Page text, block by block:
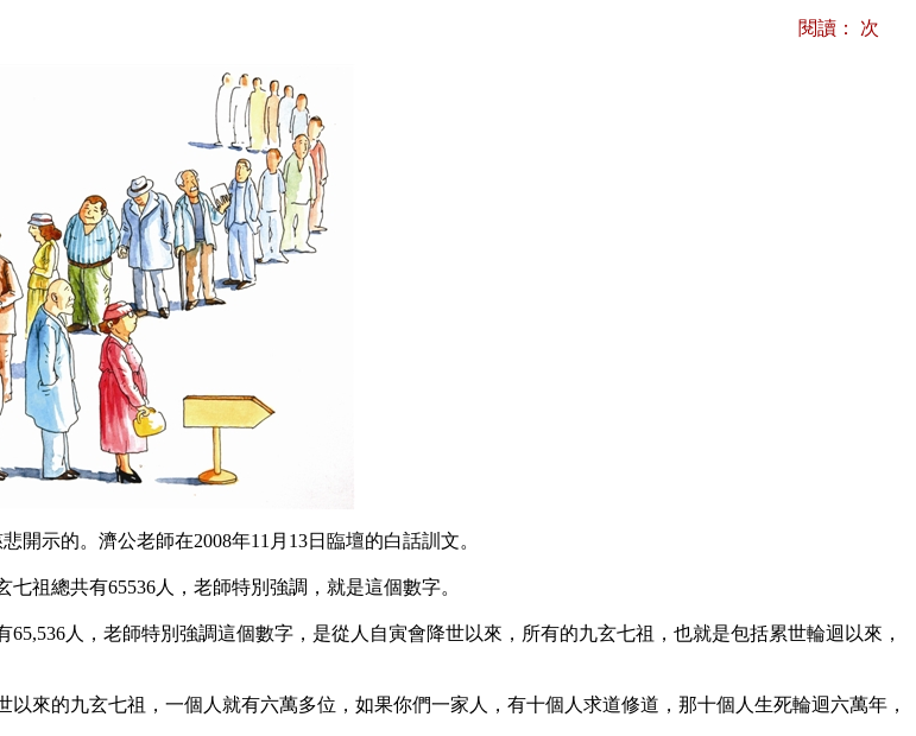
閱讀： 次
示的。濟公老師在2008年11月13日臨壇的白話訓文。
祖總共有65536人，老師特別強調，就是這個數字。
人，老師特別強調這個數字，是從人自寅會降世以來，所有的九玄七祖，也就是包括累世輪迴以來，
來的九玄七祖，一個人就有六萬多位，如果你們一家人，有十個人求道修道，那十個人生死輪迴六萬年，